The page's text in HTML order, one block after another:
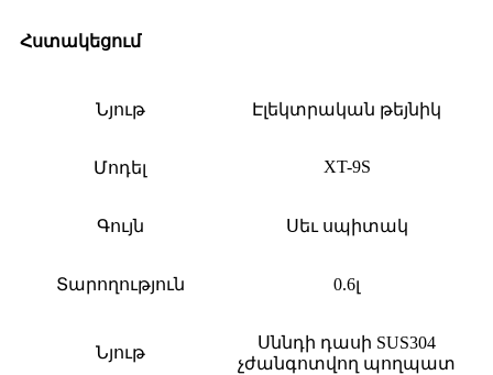
Հստակեցում
Նյութ Էլեկտրական թեյնիկ
Մոդել XT-9S
Գույն Սեւ սպիտակ
Տարողություն 0.6լ
Նյութ
Սննդի դասի SUS304
չժանգոտվող պողպատ